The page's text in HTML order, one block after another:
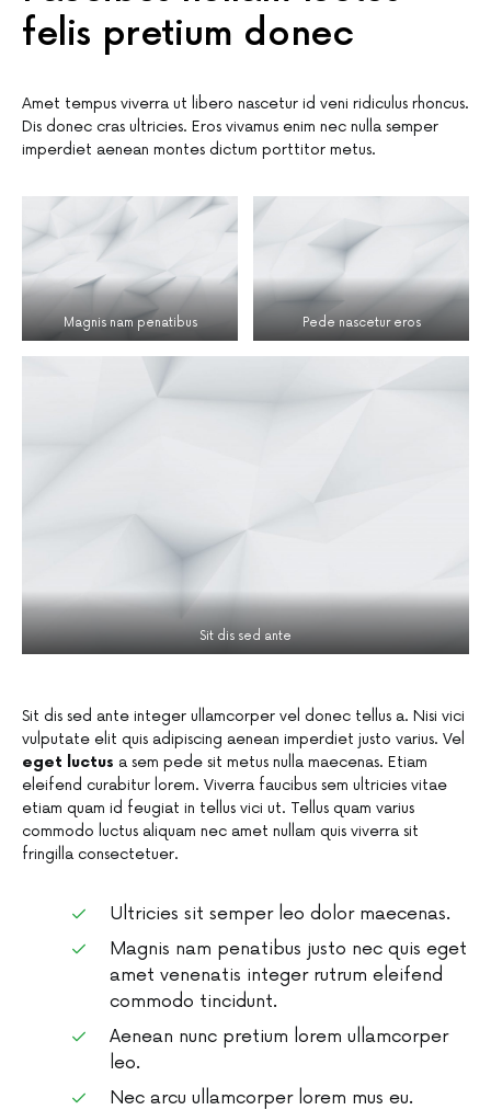
felis pretium donec
Amet tempus viverra ut libero nascetur id veni ridiculus rhoncus.
Dis donec cras ultricies. Eros vivamus enim nec nulla semper
imperdiet aenean montes dictum porttitor metus.
Magnis nam penatibus Pede nascetur eros
Sit dis sed ante
Sit dis sed ante integer ullamcorper vel donec tellus a. Nisi vici
vulputate elit quis adipiscing aenean imperdiet justo varius. Vel
eget luctus a sem pede sit metus nulla maecenas. Etiam
eleifend curabitur lorem. Viverra faucibus sem ultricies vitae
etiam quam id feugiat in tellus vici ut. Tellus quam varius
commodo luctus aliquam nec amet nullam quis viverra sit
fringilla consectetuer.
Ultricies sit semper leo dolor maecenas.
Magnis nam penatibus justo nec quis eget
amet venenatis integer rutrum eleifend
commodo tincidunt.
Aenean nunc pretium lorem ullamcorper
leo.
Nec arcu ullamcorper lorem mus eu.